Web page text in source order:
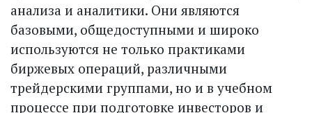
анализа и аналитики. Они являются
базовыми, общедоступными и широко
используются не только практиками
биржевых операций, различными
трейдерскими группами, но и в учебном
процессе при подготовке инвесторов и